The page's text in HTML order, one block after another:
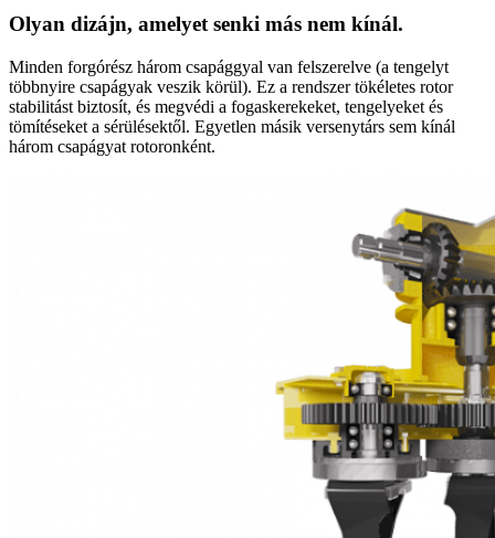
Olyan dizájn, amelyet senki más nem kínál.
Minden forgórész három csapággyal van felszerelve (a tengelyt
többnyire csapágyak veszik körül). Ez a rendszer tökéletes rotor
stabilitást biztosít, és megvédi a fogaskerekeket, tengelyeket és
tömítéseket a sérülésektől. Egyetlen másik versenytárs sem kínál
három csapágyat rotoronként.